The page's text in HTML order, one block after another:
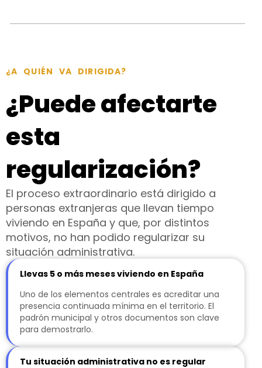
¿A QUIÉN VA DIRIGIDA?
¿Puede afectarte
esta
regularización?
El proceso extraordinario está dirigido a
personas extranjeras que llevan tiempo
viviendo en España y que, por distintos
motivos, no han podido regularizar su
situación administrativa.
Llevas 5 o más meses viviendo en España
Uno de los elementos centrales es acreditar una
presencia continuada mínima en el territorio. El
padrón municipal y otros documentos son clave
para demostrarlo.
Tu situación administrativa no es regular